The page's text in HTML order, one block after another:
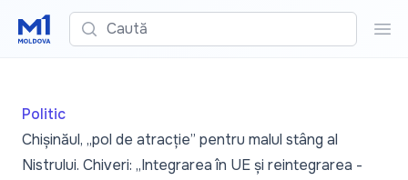
Caută
Politic
Chișinăul, „pol de atracție” pentru malul stâng al
Nistrului. Chiveri: „Integrarea în UE și reintegrarea -